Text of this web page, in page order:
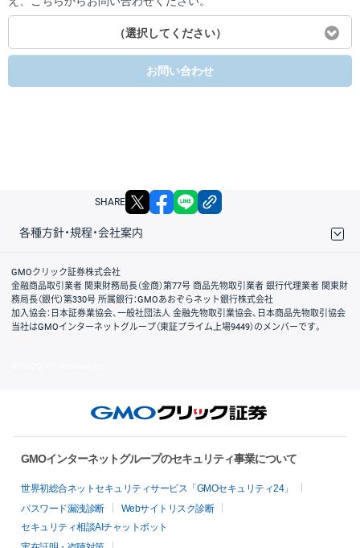
（選択してください）
お問い合わせ
SHARE X facebook
各種方針・規程・会社案内
取引規程・約款
サイトマップ
その他のご案内
個人情報保護方針
最良執行方針
サイトのご利用について
ディスクレイマー
信託保全
リスク説明
会社案内
GMOクリック証券株式会社
金融商品取引業者 関東財務局長（金商）第77号 商品先物取引業者 銀行代理業者 関東財
務局長（銀代）第330号 所属銀行：GMOあおぞらネット銀行株式会社
加入協会：日本証券業協会、一般社団法人 金融先物取引業協会、日本商品先物取引協会
当社はGMOインターネットグループ（東証プライム上場9449）のメンバーです。
GMOインターネットグループのセキュリティ事業について
世界初総合ネットセキュリティサービス「GMOセキュリティ24」
パスワード漏洩診断
Webサイトリスク診断
セキュリティ相談AIチャットボット